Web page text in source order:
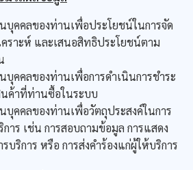
บุคคลของท่านเพื่อประโยชน์ในการจัด
ราะห์ และเสนอสิทธิประโยชน์ตาม
บุคคลของท่านเพื่อการดำเนินการชำระ
นค้าที่ท่านซื้อในระบบ
บุคคลของท่านเพื่อวัตถุประสงค์ในการ
าร เช่น การสอบถามข้อมูล การแสดง
บริการ หรือ การส่งคำร้องแก่ผู้ให้บริการ